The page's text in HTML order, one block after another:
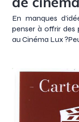
En manques
penser à offrir des
au Cinéma Lux